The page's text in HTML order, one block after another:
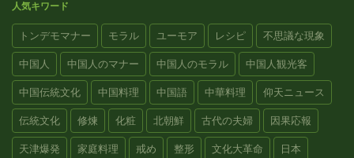
人気キワード
トンデモマナー モラル ユーモア レシピ 不思議な現象
中国人 中国人のマナー 中国人のモラル 中国人観光客
中国伝統文化 中国料理 中国語 中華料理 仰天ニュース
伝統文化 修煉 化粧 北朝鮮 古代の夫婦 因果応報
天津爆発 家庭料理 戒め 整形 文化大革命 日本